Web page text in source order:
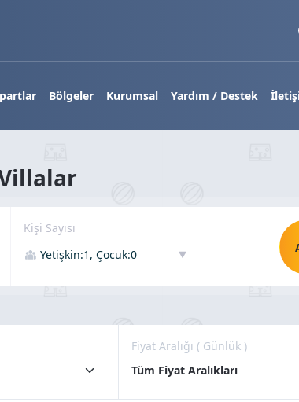
Bölgeler Kurumsal Yardım / Destek
Kişi Sayısı
Yetişkin:1, Çocuk:0
Fiyat Aralığı ( Günlük )
Tüm Fiyat Aralıkları